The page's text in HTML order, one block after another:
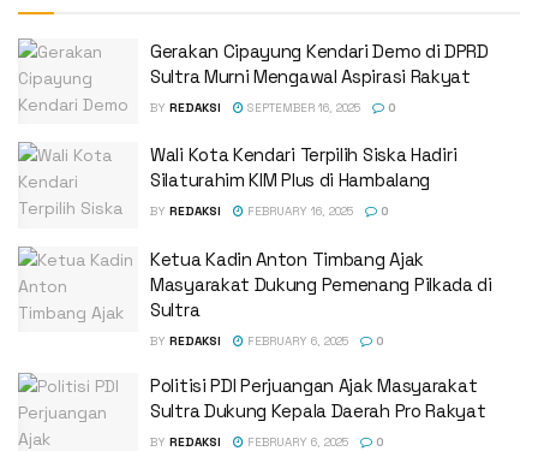
Gerakan Cipayung Kendari Demo di DPRD
Sultra Murni Mengawal Aspirasi Rakyat
BY REDAKSI SEPTEMBER 16, 2025 0
Wali Kota Kendari Terpilih Siska Hadiri
Silaturahim KIM Plus di Hambalang
BY REDAKSI FEBRUARY 16, 2025 0
Ketua Kadin Anton Timbang Ajak
Masyarakat Dukung Pemenang Pilkada di
Sultra
BY REDAKSI FEBRUARY 6, 2025 0
Politisi PDI Perjuangan Ajak Masyarakat
Sultra Dukung Kepala Daerah Pro Rakyat
BY REDAKSI FEBRUARY 6, 2025 0